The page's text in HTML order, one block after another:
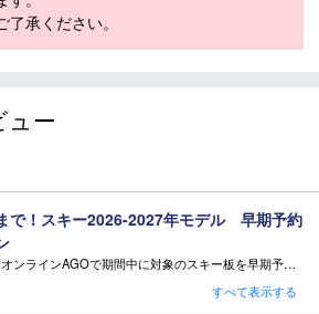
デザインが商品画像と異なる場合がご
い傷・汚れは、不良品に該当はしませ
ております。タイミングにより完売す
ンディングを同時購入及びお持込みの
です。
場合は、ご購入前にショップまでお問
承ください。
ュー
で！スキー2026-2027年モデル 早期予約
■ 有賀園ゴルフオンラインAGOで期間中に対象のスキー板を早期予約頂いた方に有償オプションを無料サービス！
している有償オプション金額は当店の通常金額となります。
すべて表示する